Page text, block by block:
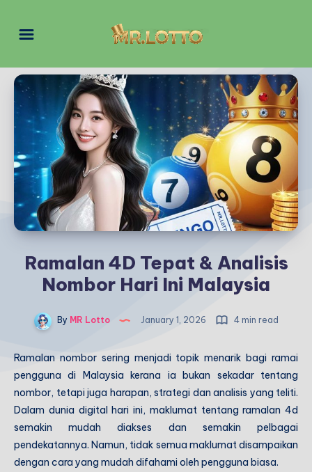
Ramalan 4D Tepat & Analisis
Nombor Hari Ini Malaysia
By MR Lotto January 1, 2026 4 min read
Ramalan nombor sering menjadi topik menarik bagi ramai
pengguna di Malaysia kerana ia bukan sekadar tentang
nombor, tetapi juga harapan, strategi dan analisis yang teliti.
Dalam dunia digital hari ini, maklumat tentang ramalan 4d
semakin mudah diakses dan semakin pelbagai
pendekatannya. Namun, tidak semua maklumat disampaikan
dengan cara yang mudah difahami oleh pengguna biasa.